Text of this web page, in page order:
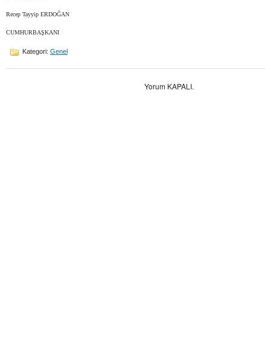
Recep Tayyip ERDOĞAN
CUMHURBAŞKANI
Kategori: Genel
Yorum KAPALI.